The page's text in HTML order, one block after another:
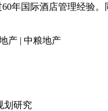
年国际酒店管理经验
产 | 中粮地产
划研究